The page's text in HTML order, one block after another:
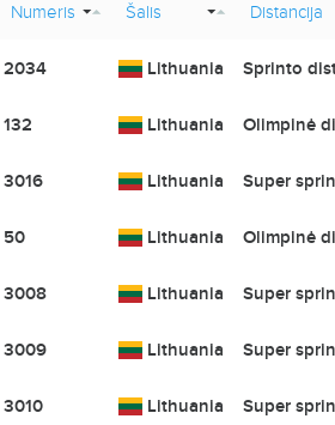
Numeris Šalis Distancija
2034 Lithuania Sprinto
132 Lithuania Olimpinė
3016 Lithuania Super
50 Lithuania Olimpinė
3008 Lithuania Super
3009 Lithuania Super
3010 Lithuania Super